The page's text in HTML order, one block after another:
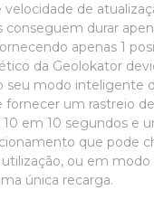
velocidade de
conseguem durar
apenas 1
da Geolokator
seu modo inteligente
fornecer um rastreio
em 10 segundos e
que pode
ou em modo
única recarga.